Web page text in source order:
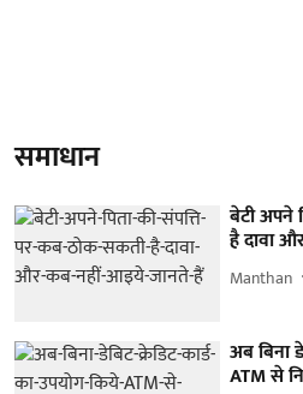
समाधान
बेटी अपने
है दावा
Manthan
अब बिना
ATM से